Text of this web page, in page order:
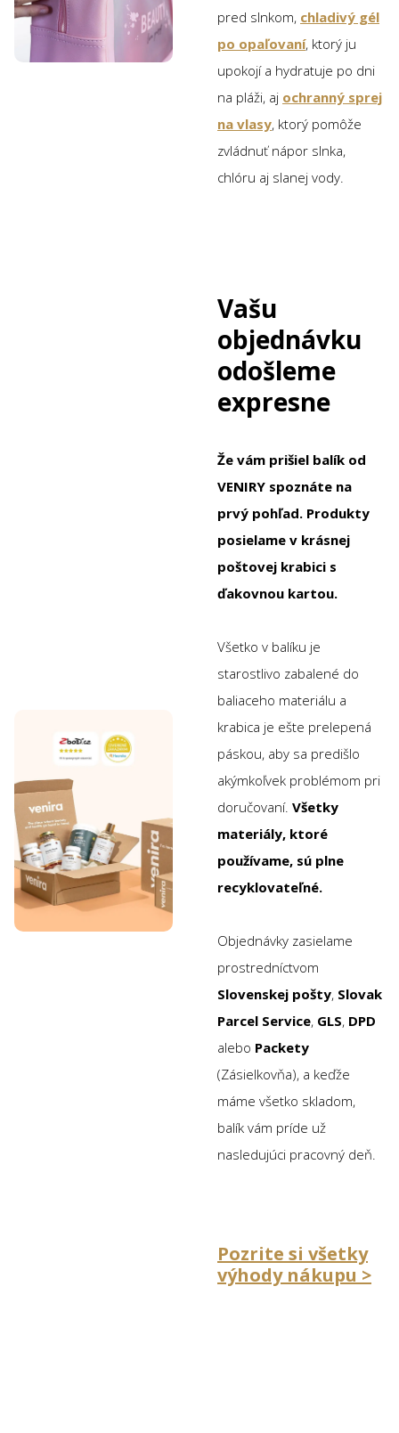
pred slnkom, chladivý gél
po opaľovaní, ktorý ju
upokojí a hydratuje po dni
na pláži, aj ochranný sprej
na vlasy, ktorý pomôže
zvládnuť nápor slnka,
chlóru aj slanej vody.
Vašu
objednávku
odošleme
expresne
Že vám prišiel balík od
VENIRY spoznáte na
prvý pohľad. Produkty
posielame v krásnej
poštovej krabici s
ďakovnou kartou.
Všetko v balíku je
starostlivo zabalené do
baliaceho materiálu a
krabica je ešte prelepená
páskou, aby sa predišlo
akýmkoľvek problémom pri
doručovaní. Všetky
materiály, ktoré
používame, sú plne
recyklovateľné.
Objednávky zasielame
prostredníctvom
Slovenskej pošty, Slovak
Parcel Service, GLS, DPD
alebo Packety
(Zásielkovňa), a keďže
máme všetko skladom,
balík vám príde už
nasledujúci pracovný deň.
Pozrite si všetky
výhody nákupu >